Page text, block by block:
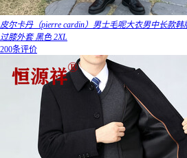
皮尔卡丹（pierre cardin）男士毛呢大衣男中长款
过膝外套 黑色 2XL
200条评价